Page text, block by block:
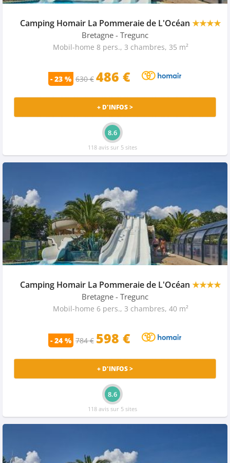
Camping Homair La Pommeraie de L'Océan ★★★★
Bretagne - Tregunc
Mobil-home 8 pers., 3 chambres, 35 m²
- 23 % 630 € 486 €
+ D'INFOS >
8.6
118 avis sur 5 sites
Camping Homair La Pommeraie de L'Océan ★★★★
Bretagne - Tregunc
Mobil-home 6 pers., 3 chambres, 40 m²
- 24 % 784 € 598 €
+ D'INFOS >
8.6
118 avis sur 5 sites